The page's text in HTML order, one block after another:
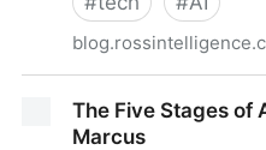
The Five Stages of
Marcus